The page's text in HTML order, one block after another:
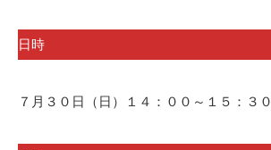
日時
７月３０日（日）１４：００～１５：３０